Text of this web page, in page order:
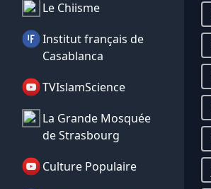
Le Chiisme
Institut français de
Casablanca
TVIslamScience
La Grande Mosquée
de Strasbourg
Culture Populaire